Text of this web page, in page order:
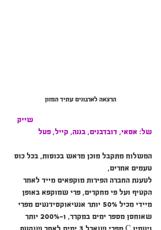
הרצאה לארגונים עתיד המזון
         שייק
של: אסאי, דובדבנים, בננה, קייל, פטל
המשלוח מתקבל מוכן מראש בכוסות, בכל כוס
טעמים אחרים,
לטענת החברה הפירות מוקפאים מייד לאחר
הקטיף ועל פי מחקרים, פרי שמוקפא באופן
מיידי מכיל 50% יותר אנטיאוקסידנטים מפרי
שאוחסן מספר ימים במקרר, ו-200% יותר